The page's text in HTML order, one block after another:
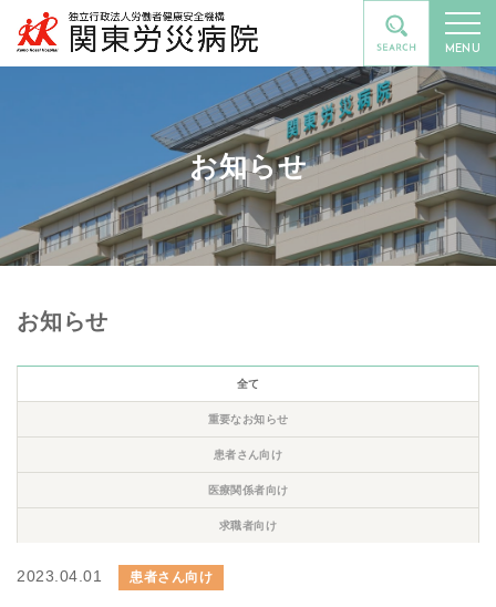
MENU
お知らせ
お知らせ
全て
重要なお知らせ
患者さん向け
医療関係者向け
求職者向け
2023.04.01 患者さん向け